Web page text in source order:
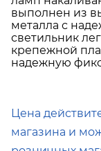
выполнен из
металла с
светильник
крепежной
надежную
Цена
магазина и